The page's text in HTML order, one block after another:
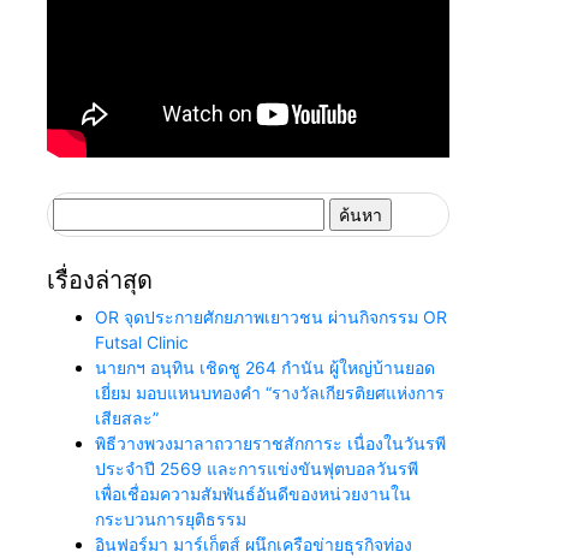
สำหรับ:
เรื่องล่าสุด
OR จุดประกายศักยภาพเยาวชน ผ่านกิจกรรม OR
Futsal Clinic
นายกฯ อนุทิน เชิดชู 264 กำนัน ผู้ใหญ่บ้านยอด
เยี่ยม มอบแหนบทองคำ “รางวัลเกียรติยศแห่งการ
เสียสละ”
พิธีวางพวงมาลาถวายราชสักการะ เนื่องในวันรพี
ประจำปี 2569 และการแข่งขันฟุตบอลวันรพี
เพื่อเชื่อมความสัมพันธ์อันดีของหน่วยงานใน
กระบวนการยุติธรรม
อินฟอร์มา มาร์เก็ตส์ ผนึกเครือข่ายธุรกิจท่อง